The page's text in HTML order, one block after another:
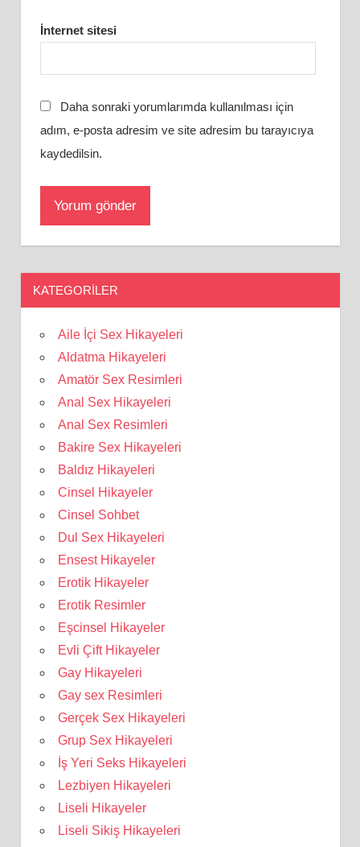
İnternet sitesi
Daha sonraki yorumlarımda kullanılması için
adım, e-posta adresim ve site adresim bu tarayıcıya
kaydedilsin.
KATEGORILER
Aile İçi Sex Hikayeleri
Aldatma Hikayeleri
Amatör Sex Resimleri
Anal Sex Hikayeleri
Anal Sex Resimleri
Bakire Sex Hikayeleri
Baldız Hikayeleri
Cinsel Hikayeler
Cinsel Sohbet
Dul Sex Hikayeleri
Ensest Hikayeler
Erotik Hikayeler
Erotik Resimler
Eşcinsel Hikayeler
Evli Çift Hikayeler
Gay Hikayeleri
Gay sex Resimleri
Gerçek Sex Hikayeleri
Grup Sex Hikayeleri
İş Yeri Seks Hikayeleri
Lezbiyen Hikayeleri
Liseli Hikayeler
Liseli Sikiş Hikayeleri